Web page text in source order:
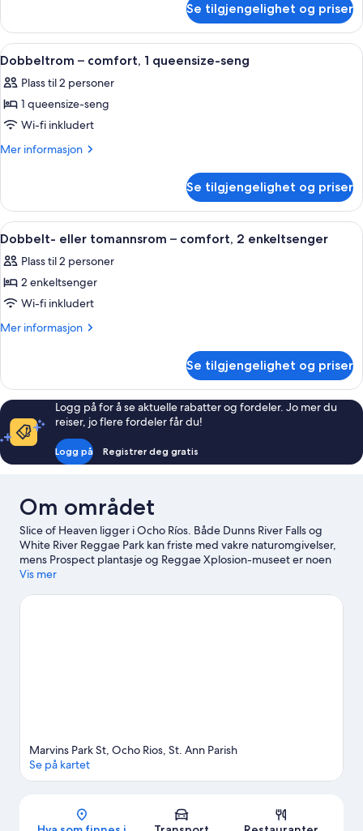
kingsize-
seng
–
comfort,
1
seng
Se tilgjengelighet og priser
Åpne
alle
bildene
av
Dobbeltrom
–
queensize-
seng
Dobbeltrom – comfort, 1 queensize-
2
Dobbeltrom – comfort, 1 queensize-seng
Plass til 2 personer
1 queensize-seng
Wi-fi inkludert
Mer informasjon
Mer
–
comfort,
1
seng
Se tilgjengelighet og priser
Åpne
alle
bildene
av
Dobbelt-
eller
comfort,
2
enkeltsenger
Dobbelt- eller tomannsrom –
2
Dobbelt- eller tomannsrom – comfort, 2 enkeltsenger
Plass til 2 personer
2 enkeltsenger
Wi-fi inkludert
Mer informasjon
Mer
eller
tomannsrom
–
comfort,
2
enkeltsenger
Se tilgjengelighet og priser
Logg på for å se aktuelle rabatter og fordeler. Jo mer du
reiser, jo flere fordeler får du!
Logg på Registrer deg gratis
Om området
Slice of Heaven ligger i Ocho Ríos. Både Dunns River Falls og
White River Reggae Park kan friste med vakre naturomgivelser,
mens Prospect plantasje og Reggae Xplosion-museet er noen
av attraksjonene i området. Shaw Park botaniske hage og
reiseguide til Ocho Ríos
Vis mer
Kart
Marvins Park St, Ocho Rios, St. Ann Parish
Se på kartet